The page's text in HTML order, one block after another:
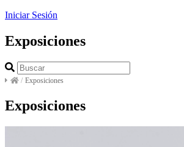
Iniciar Sesión
Exposiciones
/ Exposiciones
Exposiciones